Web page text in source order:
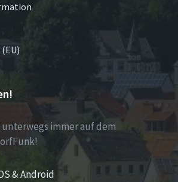
immer auf dem
& Android